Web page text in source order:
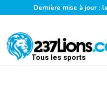
Dernière mise à jour :
Tous les sports